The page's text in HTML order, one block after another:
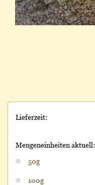
Lieferzeit:
Mengeneinheiten aktuell:
50g
100g